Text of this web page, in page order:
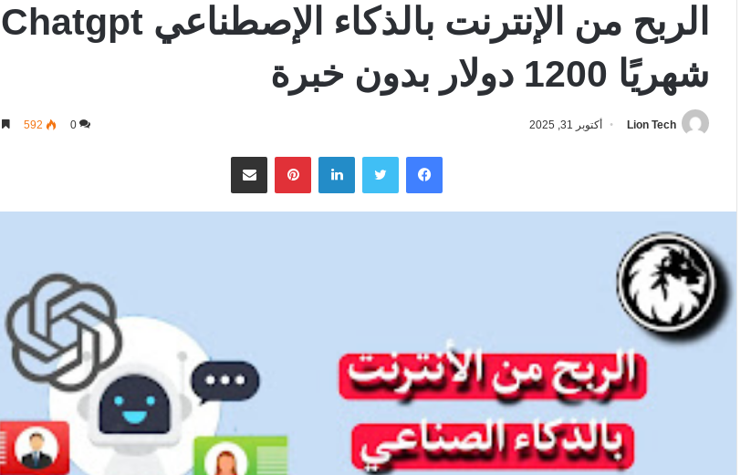
الربح من الإنترنت بالذكاء الإصطناعي Chatgpt
شهريًا 1200 دولار بدون خبرة
Lion Tech أكتوبر 31, 2025 0
592
فيسبوك تويتر لينكدإن بينتيريستمشاركة عبر البريد